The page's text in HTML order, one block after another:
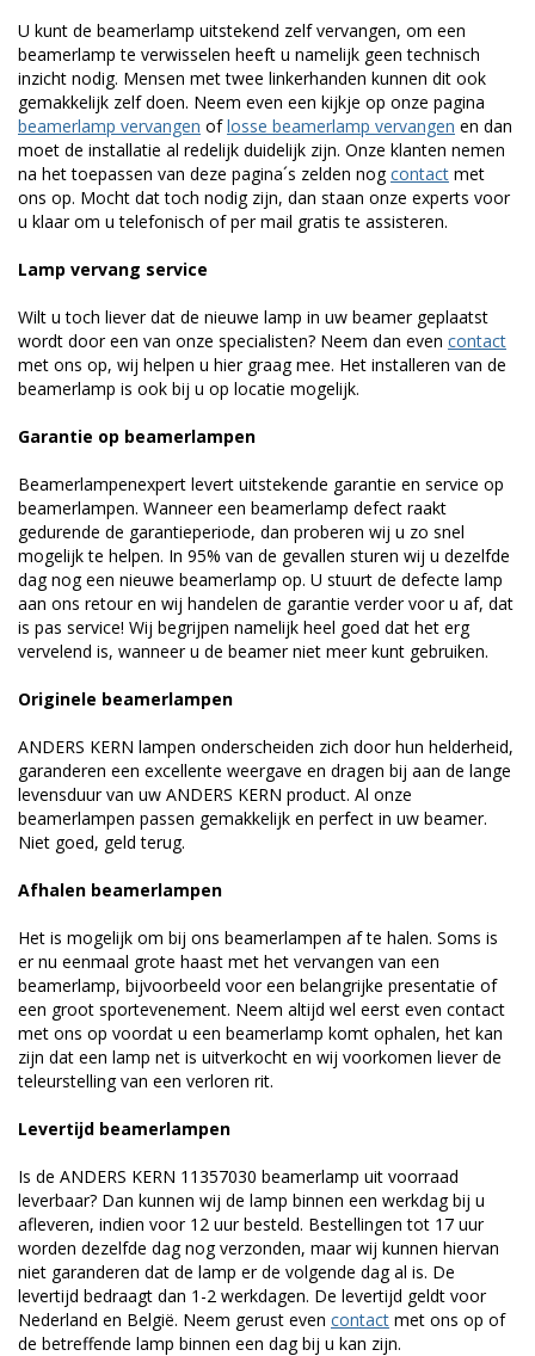
U kunt de beamerlamp uitstekend zelf vervangen, om een
beamerlamp te verwisselen heeft u namelijk geen technisch
inzicht nodig. Mensen met twee linkerhanden kunnen dit ook
gemakkelijk zelf doen. Neem even een kijkje op onze pagina
beamerlamp vervangen oflosse beamerlamp vervangen en dan
moet de installatie al redelijk duidelijk zijn. Onze klanten nemen
na het toepassen van deze pagina´s zelden nogcontact met
ons op. Mocht dat toch nodig zijn, dan staan onze experts voor
u klaar om u telefonisch of per mail gratis te assisteren.
Lamp vervang service
Wilt u toch liever dat de nieuwe lamp in uw beamer geplaatst
wordt door een van onze specialisten? Neem dan even contact
met ons op, wij helpen u hier graag mee. Het installeren van de
beamerlamp is ook bij u op locatie mogelijk.
Garantie op beamerlampen
Beamerlampenexpert levert uitstekende garantie en service op
beamerlampen. Wanneer een beamerlamp defect raakt
gedurende de garantieperiode, dan proberen wij u zo snel
mogelijk te helpen. In 95% van de gevallen sturen wij u dezelfde
dag nog een nieuwe beamerlamp op. U stuurt de defecte lamp
aan ons retour en wij handelen de garantie verder voor u af, dat
is pas service! Wij begrijpen namelijk heel goed dat het erg
vervelend is, wanneer u de beamer niet meer kunt gebruiken.
Originele beamerlampen
ANDERS KERN lampen onderscheiden zich door hun helderheid,
garanderen een excellente weergave en dragen bij aan de lange
levensduur van uw ANDERS KERN product. Al onze
beamerlampen passen gemakkelijk en perfect in uw beamer.
Niet goed, geld terug.
Afhalen beamerlampen
Het is mogelijk om bij ons beamerlampen af te halen. Soms is
er nu eenmaal grote haast met het vervangen van een
beamerlamp, bijvoorbeeld voor een belangrijke presentatie of
een groot sportevenement. Neem altijd wel eerst even contact
met ons op voordat u een beamerlamp komt ophalen, het kan
zijn dat een lamp net is uitverkocht en wij voorkomen liever de
teleurstelling van een verloren rit.
Levertijd beamerlampen
Is de ANDERS KERN 11357030 beamerlamp uit voorraad
leverbaar? Dan kunnen wij de lamp binnen een werkdag bij u
afleveren, indien voor 12 uur besteld. Bestellingen tot 17 uur
worden dezelfde dag nog verzonden, maar wij kunnen hiervan
niet garanderen dat de lamp er de volgende dag al is. De
levertijd bedraagt dan 1-2 werkdagen. De levertijd geldt voor
Nederland en België. Neem gerust even contact met ons op of
de betreffende lamp binnen een dag bij u kan zijn.